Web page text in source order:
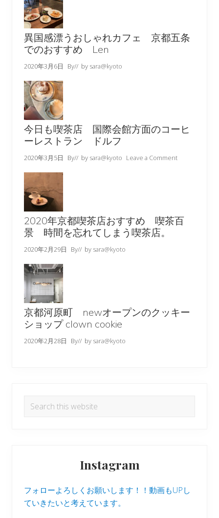
異国感漂うおしゃれカフェ 京都五条
でのおすすめ Len
2020年3月6日 By// by sara@kyoto
今日も喫茶店 国際会館方面のコーヒ
ーレストラン ドルフ
2020年3月5日 By// by sara@kyoto Leave a Comment
2020年京都喫茶店おすすめ 喫茶百
景 時間を忘れてしまう喫茶店。
2020年2月29日 By// by sara@kyoto
京都河原町 newオープンのクッキー
ショップ clown cookie
2020年2月28日 By// by sara@kyoto
Search
Instagram
フォローよろしくお願いします！！動画もUPし
ていきたいと考えています。